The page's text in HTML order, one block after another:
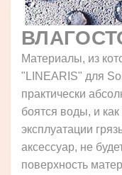
Материалы, из
"LINEARIS" для
практически
боятся воды, и
эксплуатации
аксессуар, не
поверхность